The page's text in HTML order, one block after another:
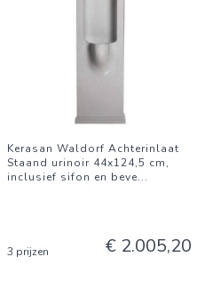
Kerasan Waldorf Achterinlaat
Staand urinoir 44x124,5 cm,
inclusief sifon en beve...
3 prijzen € 2.005,20